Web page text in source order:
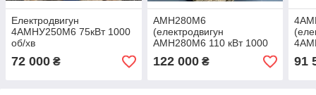
Електродвигун
4АМНУ250М6 75кВт 1000
об/хв
72 000 ₴
АМН280М6
(електродвигун
АМН280М6 110 кВт 1000
об/хв)
122 000₴
об/
91